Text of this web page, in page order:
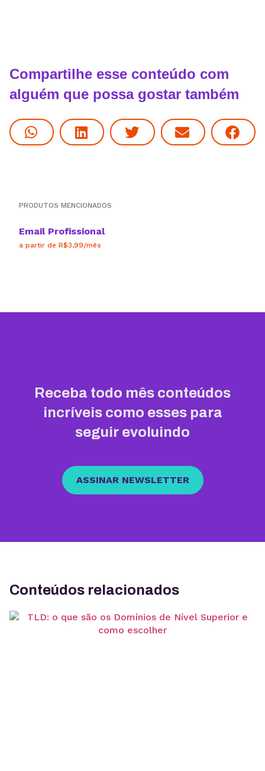
Compartilhe esse conteúdo com
alguém que possa gostar também
PRODUTOS MENCIONADOS
Email Profissional
a partir de R$3,99/mês
Receba todo mês conteúdos
incríveis como esses para
seguir evoluindo
ASSINAR NEWSLETTER
Conteúdos relacionados